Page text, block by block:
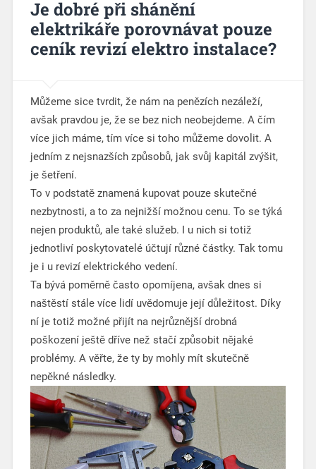
Je dobré při shánění
elektrikáře porovnávat pouze
ceník revizí elektro instalace?
Můžeme sice tvrdit, že nám na penězích nezáleží,
avšak pravdou je, že se bez nich neobejdeme. A čím
více jich máme, tím více si toho můžeme dovolit. A
jedním z nejsnazších způsobů, jak svůj kapitál zvýšit,
je šetření.
To v podstatě znamená kupovat pouze skutečné
nezbytnosti, a to za nejnižší možnou cenu. To se týká
nejen produktů, ale také služeb. I u nich si totiž
jednotliví poskytovatelé účtují různé částky. Tak tomu
je i u revizí elektrického vedení.
Ta bývá poměrně často opomíjena, avšak dnes si
naštěstí stále více lidí uvědomuje její důležitost. Díky
ní je totiž možné přijít na nejrůznější drobná
poškození ještě dříve než stačí způsobit nějaké
problémy. A věřte, že ty by mohly mít skutečně
nepěkné následky.